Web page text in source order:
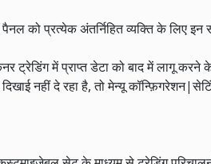
पैनल को प्रत्येक अंतर्निहित व्यक्ति के लिए
ट्रेडिंग में प्राप्त डेटा को बाद में लागू
नहीं दे रहा है, तो मेन्यू